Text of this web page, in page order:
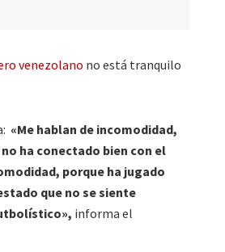
venezolano no está tranquilo
«Me hablan de incomodidad,
ha conectado bien con el
porque ha jugado
que no se siente
informa el